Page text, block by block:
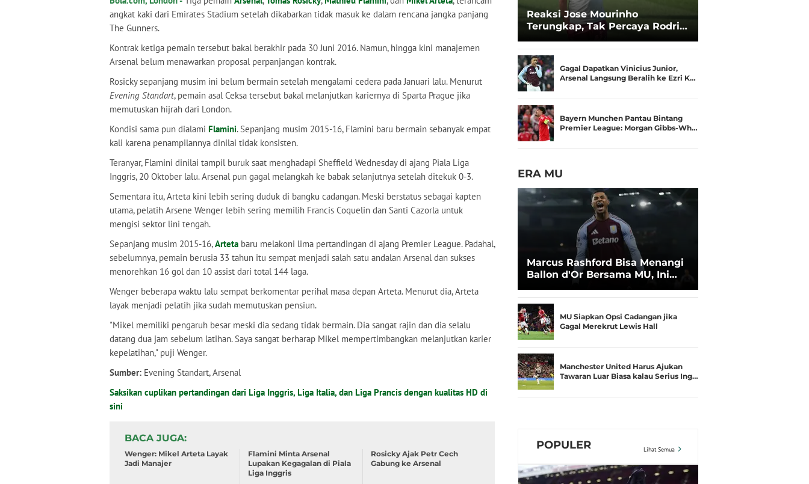
angkat kaki dari Emirates Stadium setelah dikabarkan tidak masuk ke dalam rencana jangka panjang
The Gunners.
Kontrak ketiga pemain tersebut bakal berakhir pada 30 Juni 2016. Namun, hingga kini manajemen
Arsenal belum menawarkan proposal perpanjangan kontrak.
Rosicky sepanjang musim ini belum bermain setelah mengalami cedera pada Januari lalu. Menurut
Evening Standart, pemain asal Ceksa tersebut bakal melanjutkan kariernya di Sparta Prague jika
memutuskan hijrah dari London.
Kondisi sama pun dialami Flamini. Sepanjang musim 2015-16, Flamini baru bermain sebanyak empat
kali karena penampilannya dinilai tidak konsisten.
Teranyar, Flamini dinilai tampil buruk saat menghadapi Sheffield Wednesday di ajang Piala Liga
Inggris, 20 Oktober lalu. Arsenal pun gagal melangkah ke babak selanjutnya setelah ditekuk 0-3.
Sementara itu, Arteta kini lebih sering duduk di bangku cadangan. Meski berstatus sebagai kapten
utama, pelatih Arsene Wenger lebih sering memilih Francis Coquelin dan Santi Cazorla untuk
mengisi sektor lini tengah.
Sepanjang musim 2015-16,Arteta baru melakoni lima pertandingan di ajang Premier League. Padahal,
sebelumnya, pemain berusia 33 tahun itu sempat menjadi salah satu andalan Arsenal dan sukses
menorehkan 16 gol dan 10 assist dari total 144 laga.
Wenger beberapa waktu lalu sempat berkomentar perihal masa depan Arteta. Menurut dia, Arteta
layak menjadi pelatih jika sudah memutuskan pensiun.
"Mikel memiliki pengaruh besar meski dia sedang tidak bermain. Dia sangat rajin dan dia selalu
datang dua jam sebelum latihan. Saya sangat berharap Mikel mempertimbangkan melanjutkan karier
kepelatihan," puji Wenger.
Sumber: Evening Standart, Arsenal
Saksikan cuplikan pertandingan dari Liga Inggris, Liga Italia, dan Liga Prancis dengan kualitas HD di
sini
BACA JUGA
Wenger: Mikel Arteta Layak
Jadi Manajer
Flamini Minta Arsenal
Lupakan Kegagalan di Piala
Liga Inggris
Rosicky Ajak Petr Cech
Gabung ke Arsenal
Reaksi Jose Mourinho
Terungkap, Tak Percaya Rodri
Gagal Dapatkan Vinicius Junior,
Arsenal Langsung Beralih ke Ezri K…
Bayern Munchen Pantau Bintang
Premier League: Morgan Gibbs-Wh…
ERA MU
Marcus Rashford Bisa Menangi
Ballon d'Or Bersama MU, Ini
MU Siapkan Opsi Cadangan jika
Gagal Merekrut Lewis Hall
Manchester United Harus Ajukan
Tawaran Luar Biasa kalau Serius Ing…
POPULER Lihat Semua